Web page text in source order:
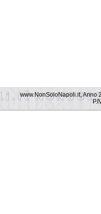
www.NonSoloNapoli.it, Anno